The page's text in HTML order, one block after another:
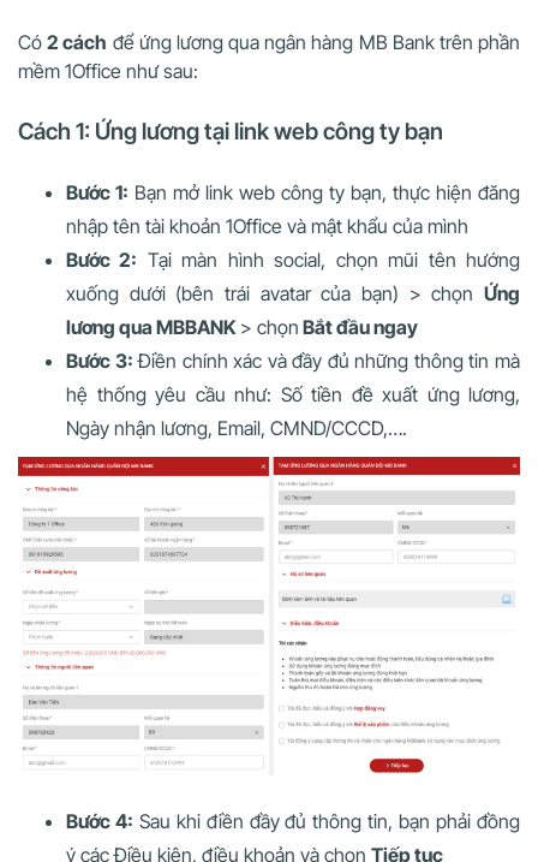
Có2 cách để ứng lương qua ngân hàng MB Bank trên phần
mềm 1Office như sau:
Cách 1: Ứng lương tại link web công ty bạn
Bước 1: Bạn mở link web công ty bạn, thực hiện đăng
nhập tên tài khoản 1Office và mật khẩu của mình
Bước 2: Tại màn hình social, chọn mũi tên hướng
xuống dưới (bên trái avatar của bạn) > chọn Ứng
lương qua MBBANK > chọn Bắt đầu ngay
Bước 3: Điền chính xác và đầy đủ những thông tin mà
hệ thống yêu cầu như: Số tiền đề xuất ứng lương,
Ngày nhận lương, Email, CMND/CCCD,….
Bước 4: Sau khi điền đầy đủ thông tin, bạn phải đồng
ý các Điều kiện, điều khoản và chọn Tiếp tục